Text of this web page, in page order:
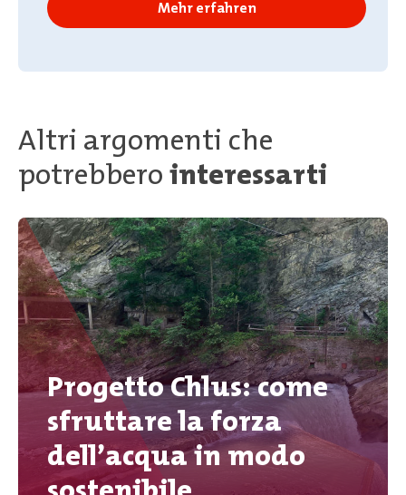
Mehr erfahren
Altri argomenti che
potrebberointeressarti
Progetto Chlus: come
sfruttare la forza
dell’acqua in modo